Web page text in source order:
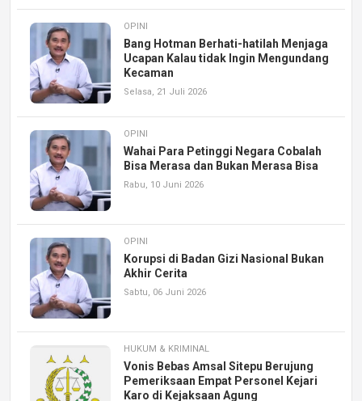
OPINI
Bang Hotman Berhati-hatilah Menjaga
Ucapan Kalau tidak Ingin Mengundang
Kecaman
Selasa, 21 Juli 2026
OPINI
Wahai Para Petinggi Negara Cobalah
Bisa Merasa dan Bukan Merasa Bisa
Rabu, 10 Juni 2026
OPINI
Korupsi di Badan Gizi Nasional Bukan
Akhir Cerita
Sabtu, 06 Juni 2026
HUKUM & KRIMINAL
Vonis Bebas Amsal Sitepu Berujung
Pemeriksaan Empat Personel Kejari
Karo di Kejaksaan Agung